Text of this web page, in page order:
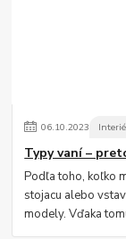
06.10.2023
Typy vaní –
Podľa toho, koľko
stojacu alebo
modely. Vďaka